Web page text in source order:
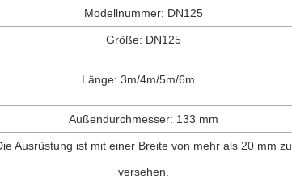
Modellnummer: DN125
Größe: DN125
Länge: 3m/4m/5m/6m...
Außendurchmesser: 133 mm
Ausrüstung ist mit einer Breite von mehr als 20 mm zu
versehen.